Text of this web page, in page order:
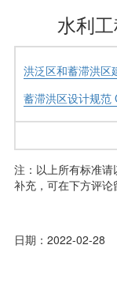
水利
洪泛区和蓄滞洪区
蓄滞洪区设计规范
注：以上所有标准
补充，可在下方评论
日期：2022-02-28